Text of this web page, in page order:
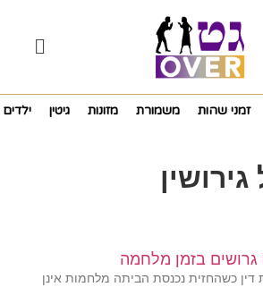
זמני שהות משמורת מזונות גיטין ילדים
בזמן מלחמה
כשהחזית נכנסת הביתה מלחמות אינן